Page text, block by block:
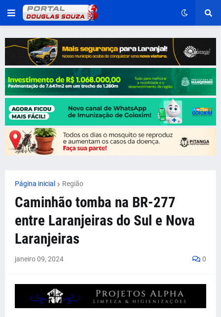
Página inicial Região
Caminhão tomba na BR-277
entre Laranjeiras do Sul e Nova
Laranjeiras
janeiro 09, 2024 0